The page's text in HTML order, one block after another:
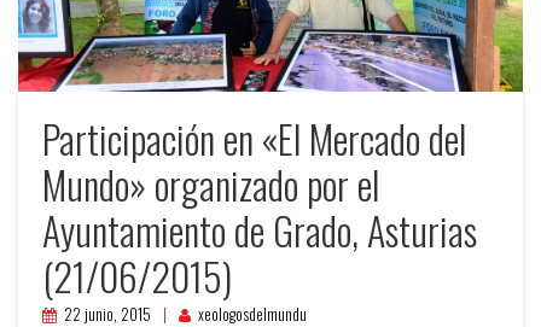
Participación en «El Mercado del
Mundo» organizado por el
Ayuntamiento de Grado, Asturias
(21/06/2015)
22 junio, 2015 xeologosdelmundu